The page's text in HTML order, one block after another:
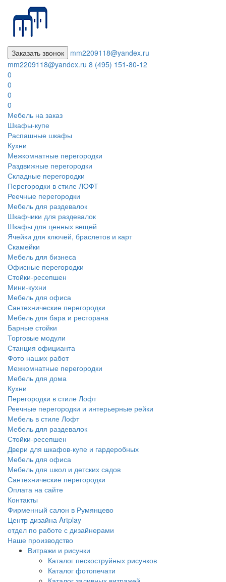
Заказать звонок
mm2209118@yandex.ru
mm2209118@yandex.ru 8 (495) 151-80-12
0
0
0
0
Мебель на заказ
Шкафы-купе
Распашные шкафы
Кухни
Межкомнатные перегородки
Раздвижные перегородки
Складные перегородки
Перегородки в стиле ЛОФТ
Реечные перегородки
Мебель для раздевалок
Шкафчики для раздевалок
Шкафы для ценных вещей
Ячейки для ключей, браслетов и карт
Скамейки
Мебель для бизнеса
Офисные перегородки
Стойки-ресепшен
Мини-кухни
Мебель для офиса
Сантехнические перегородки
Мебель для бара и ресторана
Барные стойки
Торговые модули
Станция официанта
Фото наших работ
Межкомнатные перегородки
Мебель для дома
Кухни
Перегородки в стиле Лофт
Реечные перегородки и интерьерные рейки
Мебель в стиле Лофт
Мебель для раздевалок
Стойки-ресепшен
Двери для шкафов-купе и гардеробных
Мебель для офиса
Мебель для школ и детских садов
Сантехнические перегородки
Оплата на сайте
Контакты
Фирменный салон в Румянцево
Центр дизайна Artplay
отдел по работе с дизайнерами
Наше производство
Витражи и рисунки
Каталог пескоструйных рисунков
Каталог фотопечати